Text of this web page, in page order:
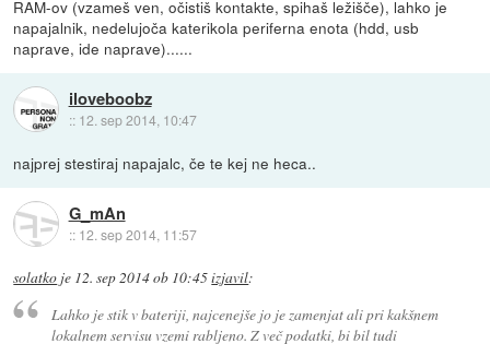
RAM-ov (vzameš ven, očistiš kontakte, spihaš ležišče), lahko je
napajalnik, nedelujoča katerikola periferna enota (hdd, usb
naprave, ide naprave)......
iloveboobz
:: 12. sep 2014, 10:47
najprej stestiraj napajalc, če te kej ne heca..
G_mAn
:: 12. sep 2014, 11:57
solatko je 12. sep 2014 ob 10:45izjavil:
Lahko je stik v bateriji, najcenejše jo je zamenjat ali pri kakšnem
lokalnem servisu vzemi rabljeno. Z več podatki, bi bil tudi